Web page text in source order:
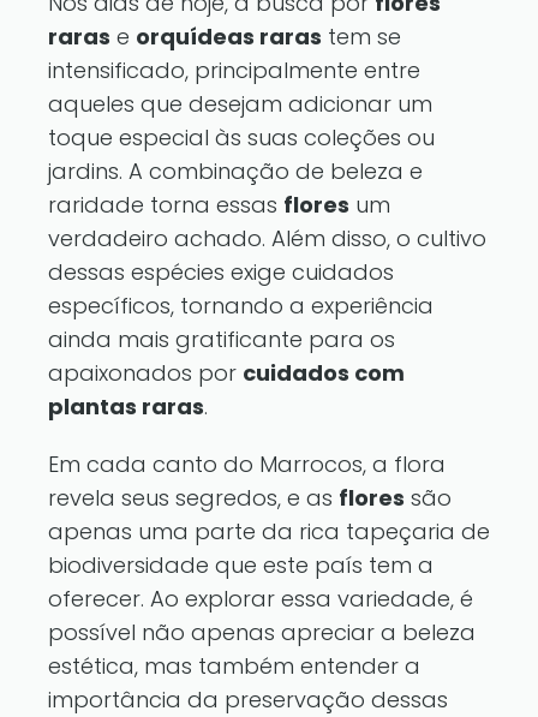
raras e orquídeas raras tem se
intensificado, principalmente entre
aqueles que desejam adicionar um
toque especial às suas coleções ou
jardins. A combinação de beleza e
raridade torna essas flores um
verdadeiro achado. Além disso, o cultivo
dessas espécies exige cuidados
específicos, tornando a experiência
ainda mais gratificante para os
apaixonados por cuidados com
plantas raras.
Em cada canto do Marrocos, a flora
revela seus segredos, e as flores são
apenas uma parte da rica tapeçaria de
biodiversidade que este país tem a
oferecer. Ao explorar essa variedade, é
possível não apenas apreciar a beleza
estética, mas também entender a
importância da preservação dessas